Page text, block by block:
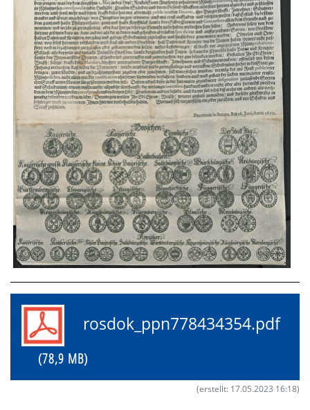
rosdok_ppn778434354.pdf
(78,9 MB)
(erstellt: 17.05.2023 16:18)